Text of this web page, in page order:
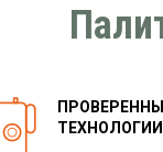
ТЕХНОЛОГИИ